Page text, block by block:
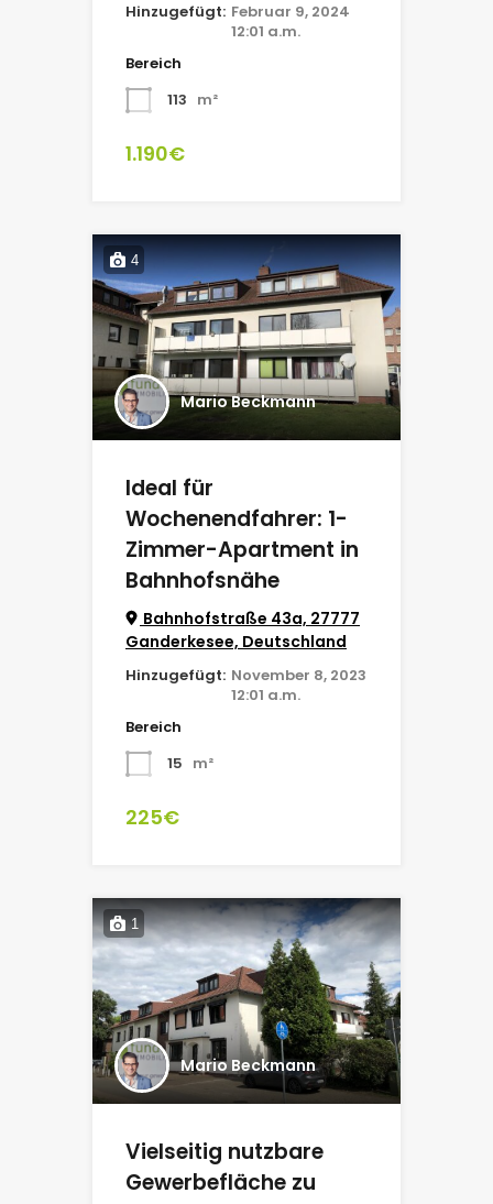
Hinzugefügt: Februar 9, 2024
12:01 a.m.
Bereich
113 m²
1.190€
4
Mario Beckmann
Ideal für
Wochenendfahrer: 1-
Zimmer-Apartment in
Bahnhofsnähe
Bahnhofstraße 43a, 27777
Ganderkesee, Deutschland
Hinzugefügt: November 8, 2023
12:01 a.m.
Bereich
15 m²
225€
1
Mario Beckmann
Vielseitig nutzbare
Gewerbefläche zu